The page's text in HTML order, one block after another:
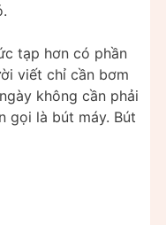
tạp hơn có phần
viết chỉ cần bơm
không cần phải
gọi là bút máy. Bút